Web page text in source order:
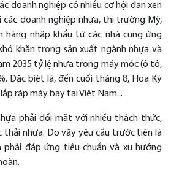
doanh nghiệp có nhiều cơ hội đan xen
doanh nghiệp nhựa, thị trường Mỹ,
hàng nhập khẩu từ các nhà cung ứng
khăn trong sản xuất ngành nhựa và
2035 tỷ lệ nhựa trong máy móc (ô tô,
Đặc biệt là, đến cuối tháng 8, Hoa Kỳ
ráp máy bay tại Việt Nam...
phải đối mặt với nhiều thách thức,
thải nhựa. Do vậy yêu cầu trước tiên là
phải đáp ứng tiêu chuẩn và xu hướng